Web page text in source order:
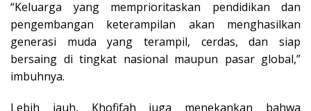
“Keluarga yang memprioritaskan pendidikan dan
pengembangan keterampilan akan menghasilkan
generasi muda yang terampil, cerdas, dan siap
bersaing di tingkat nasional maupun pasar global,”
imbuhnya.
Lebih jauh, Khofifah juga menekankan bahwa